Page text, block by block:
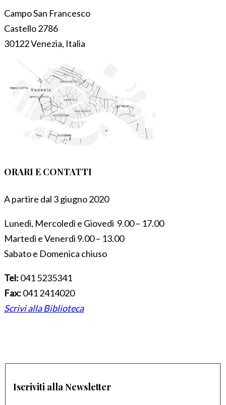
Campo San Francesco
Castello 2786
30122 Venezia, Italia
ORARI E CONTATTI
A partire dal 3 giugno 2020
Lunedì, Mercoledì e Giovedì 9.00 – 17.00
Martedì e Venerdì 9.00 – 13.00
Sabato e Domenica chiuso
Tel: 041 5235341
Fax: 041 2414020
Scrivi alla Biblioteca
Iscriviti alla Newsletter